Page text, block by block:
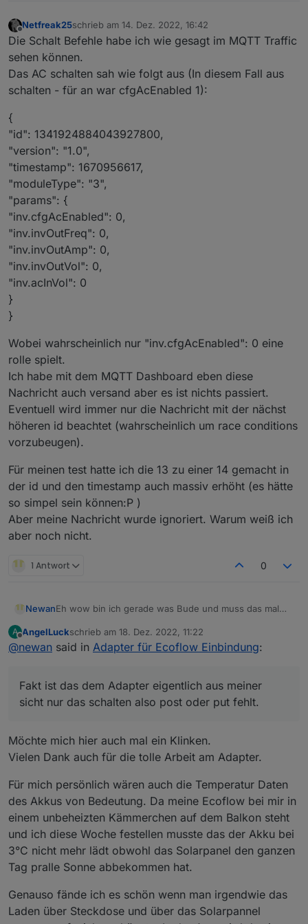
Offline
Netfreak25schrieb am 14. Dez. 2022, 16:42
zuletzt editiert von
Die Schalt Befehle habe ich wie gesagt im MQTT Traffic
sehen können.
Das AC schalten sah wie folgt aus (In diesem Fall aus
schalten - für an war cfgAcEnabled 1):
{
"id": 1341924884043927800,
"version": "1.0",
"timestamp": 1670956617,
"moduleType": "3",
"params": {
"inv.cfgAcEnabled": 0,
"inv.invOutFreq": 0,
"inv.invOutAmp": 0,
"inv.invOutVol": 0,
"inv.acInVol": 0
}
}
Wobei wahrscheinlich nur "inv.cfgAcEnabled": 0 eine
rolle spielt.
Ich habe mit dem MQTT Dashboard eben diese
Nachricht auch versand aber es ist nichts passiert.
Eventuell wird immer nur die Nachricht mit der nächst
höheren id beachtet (wahrscheinlich um race conditions
vorzubeugen).
Für meinen test hatte ich die 13 zu einer 14 gemacht in
der id und den timestamp auch massiv erhöht (es hätte
so simpel sein können:P )
Aber meine Nachricht wurde ignoriert. Warum weiß ich
aber noch nicht.
1 Antwort 0
NewanEh wow bin ich gerade was Bude und muss das mal
Fakt ist das dem Adapter eigentlich aus meiner sicht
nur das schalten also post oder put fehlt.
das der Hammer 🤩
A AngelLuckschrieb am 18. Dez. 2022, 11:22
zuletzt editiert von
@newan said in Adapter für Ecoflow Einbindung:
Fakt ist das dem Adapter eigentlich aus meiner
sicht nur das schalten also post oder put fehlt.
Möchte mich hier auch mal ein Klinken.
Vielen Dank auch für die tolle Arbeit am Adapter.
Für mich persönlich wären auch die Temperatur Daten
des Akkus von Bedeutung. Da meine Ecoflow bei mir in
einem unbeheizten Kämmerchen auf dem Balkon steht
und ich diese Woche festellen musste das der Akku bei
3°C nicht mehr lädt obwohl das Solarpanel den ganzen
Tag pralle Sonne abbekommen hat.
Genauso fände ich es schön wenn man irgendwie das
Laden über Steckdose und über das Solarpannel